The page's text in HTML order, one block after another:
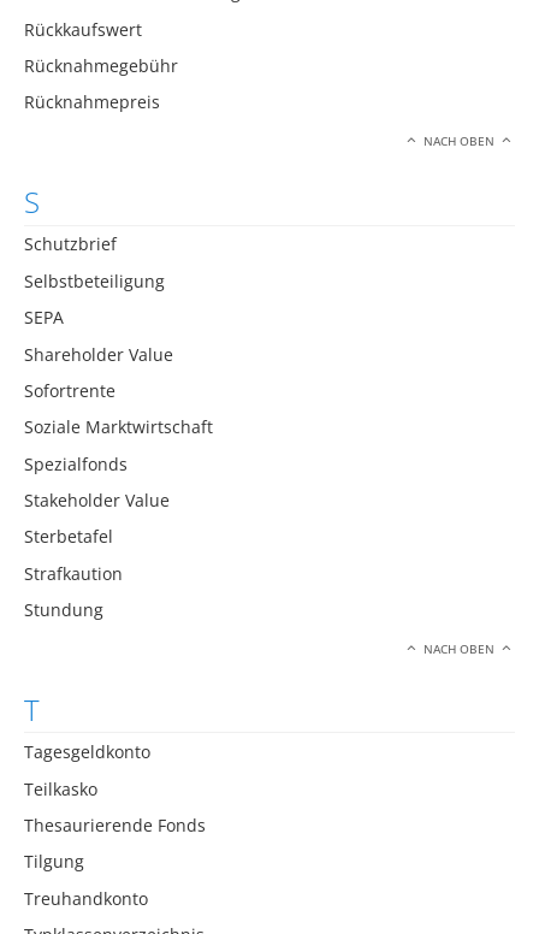
Rückkaufswert
Rücknahmegebühr
Rücknahmepreis
NACH OBEN
S
Schutzbrief
Selbstbeteiligung
SEPA
Shareholder Value
Sofortrente
Soziale Marktwirtschaft
Spezialfonds
Stakeholder Value
Sterbetafel
Strafkaution
Stundung
NACH OBEN
T
Tagesgeldkonto
Teilkasko
Thesaurierende Fonds
Tilgung
Treuhandkonto